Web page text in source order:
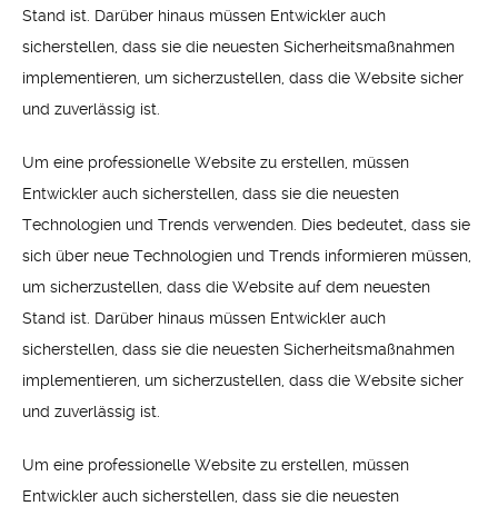
Stand ist. Darüber hinaus müssen Entwickler auch
sicherstellen, dass sie die neuesten Sicherheitsmaßnahmen
implementieren, um sicherzustellen, dass die Website sicher
und zuverlässig ist.
Um eine professionelle Website zu erstellen, müssen
Entwickler auch sicherstellen, dass sie die neuesten
Technologien und Trends verwenden. Dies bedeutet, dass sie
sich über neue Technologien und Trends informieren müssen,
um sicherzustellen, dass die Website auf dem neuesten
Stand ist. Darüber hinaus müssen Entwickler auch
sicherstellen, dass sie die neuesten Sicherheitsmaßnahmen
implementieren, um sicherzustellen, dass die Website sicher
und zuverlässig ist.
Um eine professionelle Website zu erstellen, müssen
Entwickler auch sicherstellen, dass sie die neuesten